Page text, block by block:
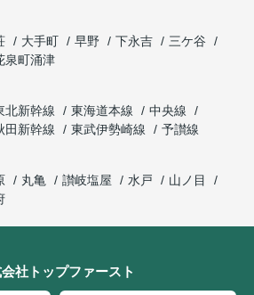
大手町 早野 下永吉
三ケ谷
泉町涌津
北新幹線 東海道本線
中央線
田新幹線 東武伊勢崎線
予讃線
丸亀 讃岐塩屋 水戸
山ノ目
社トップファースト